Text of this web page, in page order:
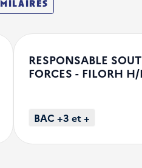
RESPONSABLE
FORCES - FILORH H/
BAC +3 et +